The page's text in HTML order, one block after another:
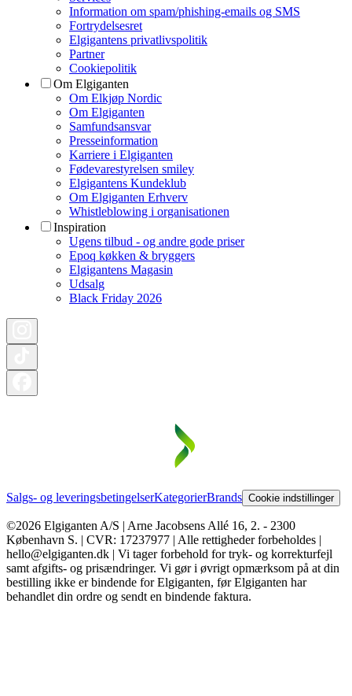
Information om spam/phishing-emails og SMS
Fortrydelsesret
Elgigantens privatlivspolitik
Partner
Cookiepolitik
Om Elgiganten
Om Elkjøp Nordic
Om Elgiganten
Samfundsansvar
Presseinformation
Karriere i Elgiganten
Fødevarestyrelsen smiley
Elgigantens Kundeklub
Om Elgiganten Erhverv
Whistleblowing i organisationen
Inspiration
Ugens tilbud - og andre gode priser
Epoq køkken & bryggers
Elgigantens Magasin
Udsalg
Black Friday 2026
Salgs- og leveringsbetingelserKategorierBrands Cookie indstillinger
©2026 Elgiganten A/S | Arne Jacobsens Allé 16, 2. - 2300
København S. | CVR: 17237977 | Alle rettigheder forbeholdes |
hello@elgiganten.dk | Vi tager forbehold for tryk- og korrekturfejl
samt afgifts- og prisændringer. Vi gør i øvrigt opmærksom på at din
bestilling ikke er bindende for Elgiganten, før Elgiganten har
behandlet din ordre og sendt en bindende faktura.